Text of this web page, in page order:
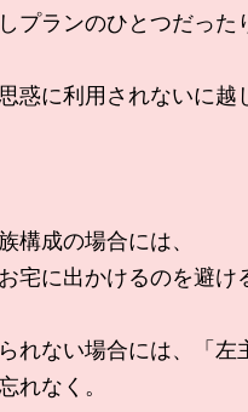
プランのひとつだった
惑に利用されないに越
構成の場合には、
宅に出かけるのを避け
れない場合には、「左